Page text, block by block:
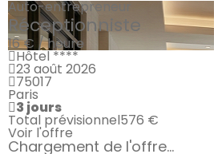
Auto-entrepreneur
Réceptionniste
16 € / heure
Hôtel ****
23 août 2026
75017
Paris
3 jours
Total prévisionnel576 €
Voir l'offre
Chargement de l'offre...